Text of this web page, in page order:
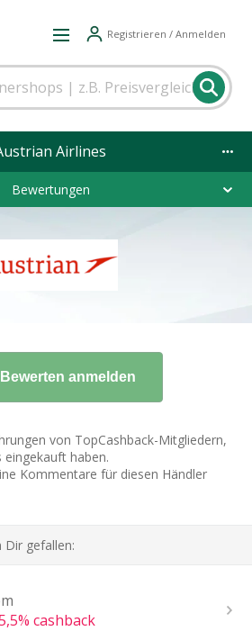
Registrieren / Anmelden
Airlines
Bewertungen
von TopCashback-Mitgliedern,
eingekauft haben.
Kommentare für diesen Händler
Dir gefallen:
cashback